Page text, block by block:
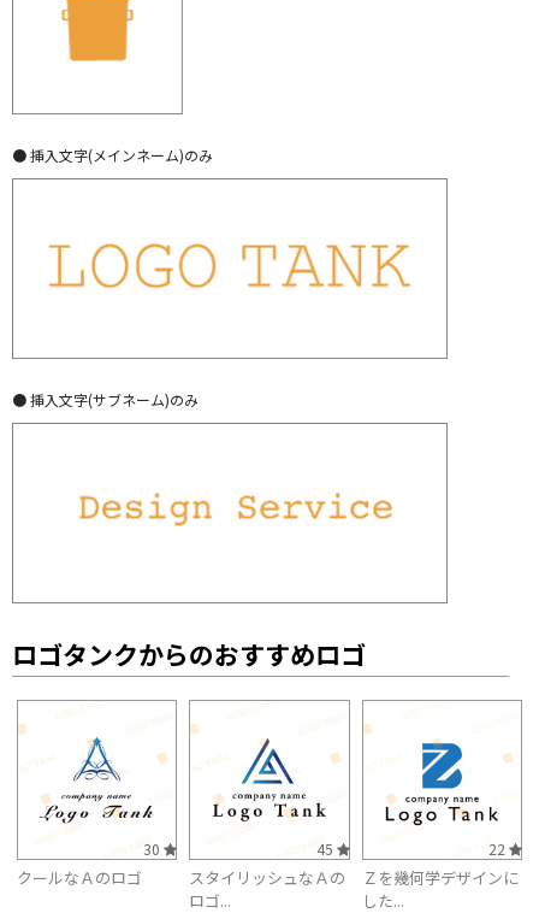
● 挿入文字(メインネーム)のみ
● 挿入文字(サブネーム)のみ
ロゴタンクからのおすすめロゴ
30
クールなＡのロゴ
45
スタイリッシュなＡの
ロゴ...
22
Ｚを幾何学デザインに
した...